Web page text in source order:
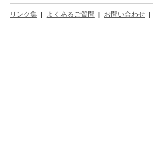
リンク集 | よくあるご質問 | お問い合わせ |